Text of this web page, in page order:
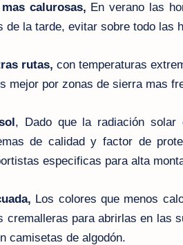
calurosas, En verano las
de la tarde, evitar sobre todo las
rutas, con temperaturas
mejor por zonas de sierra mas
, Dado que la radiación solar
de calidad y factor de
especificas para alta
Los colores que menos
cremalleras para abrirlas en las
camisetas de algodón.